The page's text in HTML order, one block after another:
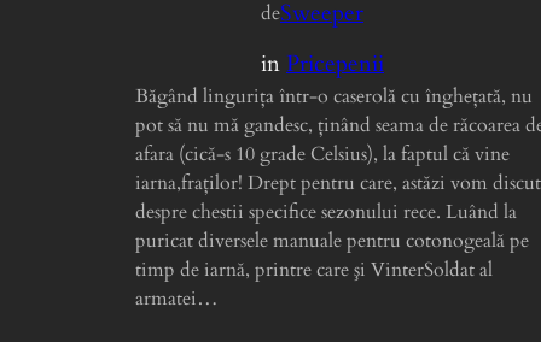
deSweeper
inPricepenii
Băgând linguriţa într-o caserolă cu îngheţată, nu
pot să nu mă gandesc, ţinând seama de răcoarea
afara (cică-s 10 grade Celsius), la faptul că vine
iarna,fraţilor! Drept pentru care, astăzi vom
despre chestii specifice sezonului rece. Luând la
puricat diversele manuale pentru cotonogeală pe
timp de iarnă, printre care şi VinterSoldat al
armatei…